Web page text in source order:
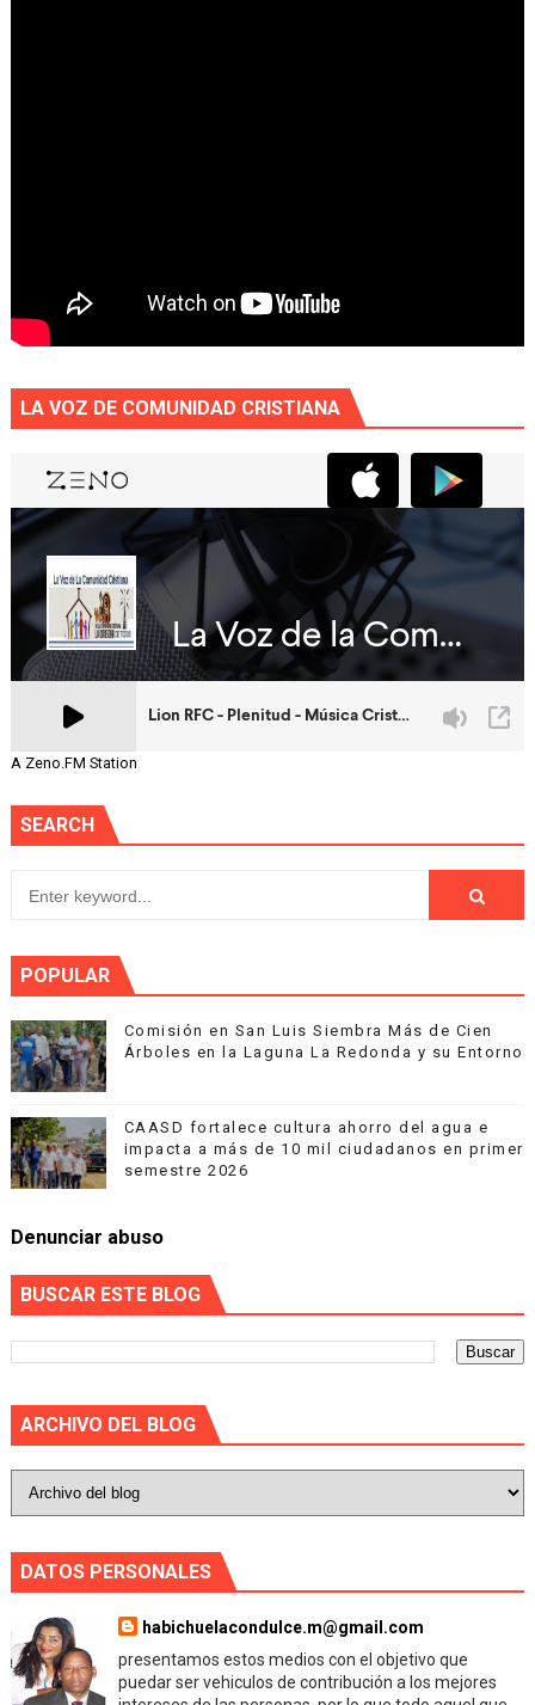
LA VOZ DE COMUNIDAD CRISTIANA
A Zeno.FM Station
SEARCH
POPULAR
Comisión en San Luis Siembra Más de Cien
Árboles en la Laguna La Redonda y su Entorno
CAASD fortalece cultura ahorro del agua e
impacta a más de 10 mil ciudadanos en primer
semestre 2026
Denunciar abuso
BUSCAR ESTE BLOG
ARCHIVO DEL BLOG
DATOS PERSONALES
habichuelacondulce.m@gmail.com
presentamos estos medios con el objetivo que
puedar ser vehiculos de contribución a los mejores